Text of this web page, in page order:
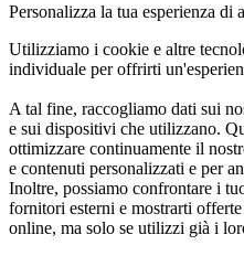
Personalizza la tua esperienza di
Utilizziamo i cookie e altre
individuale per offrirti
A tal fine, raccogliamo dati sui
e sui dispositivi che utilizzano.
ottimizzare continuamente il
e contenuti personalizzati e per
Inoltre, possiamo confrontare i
fornitori esterni e mostrarti
online, ma solo se utilizzi già i